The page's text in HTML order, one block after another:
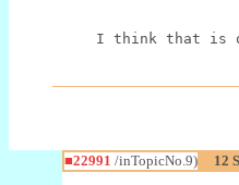
I think that is
■22991 /inTopicNo.9) 12